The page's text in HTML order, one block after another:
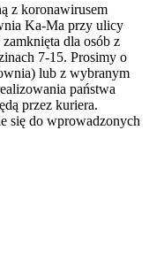
z koronawirusem
Ka-Ma przy ulicy
dla osób z
7-15. Prosimy o
lub z wybranym
państwa
przez kuriera.
się do wprowadzonych